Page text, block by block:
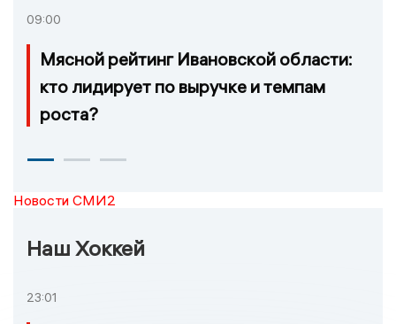
09:00
Мясной рейтинг Ивановской области:
кто лидирует по выручке и темпам
роста?
Новости СМИ2
Наш Хоккей
23:01